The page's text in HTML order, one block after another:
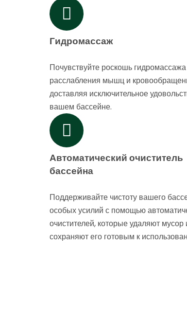
Гидромассаж
Почувствуйте роскошь
расслабления мышц и
доставляя исключительное
вашем бассейне.
Автоматический очиститель
бассейна
Поддерживайте чистоту вашего
особых усилий с помощью
очистителей, которые удаляют мусор
сохраняют его готовым к